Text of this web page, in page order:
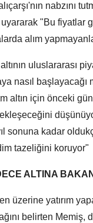
nabzını
"Bu fiyatlar
alım
uluslararası
nasıl
altın için önceki
sonuna kadar
tazeliğini koruyor"
ALTINA
üzerine yatırım
belirten Memiş,